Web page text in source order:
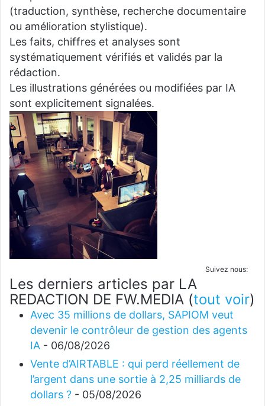
(traduction, synthèse, recherche documentaire
ou amélioration stylistique).
Les faits, chiffres et analyses sont
systématiquement vérifiés et validés par la
rédaction.
Les illustrations générées ou modifiées par IA
sont explicitement signalées.
Suivez nous:
Les derniers articles par LA
REDACTION DE FW.MEDIA (tout voir)
Avec 35 millions de dollars, SAPIOM veut
devenir le contrôleur de gestion des agents
IA - 06/08/2026
Vente d’AIRTABLE : qui perd réellement de
l’argent dans une sortie à 2,25 milliards de
dollars ? - 05/08/2026